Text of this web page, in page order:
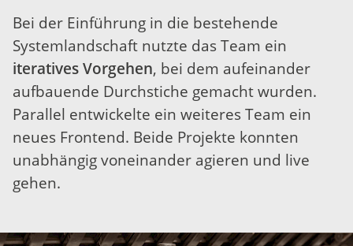
Bei der Einführung in die bestehende
Systemlandschaft nutzte das Team ein
iteratives Vorgehen, bei dem aufeinander
aufbauende Durchstiche gemacht wurden.
Parallel entwickelte ein weiteres Team ein
neues Frontend. Beide Projekte konnten
unabhängig voneinander agieren und live
gehen.